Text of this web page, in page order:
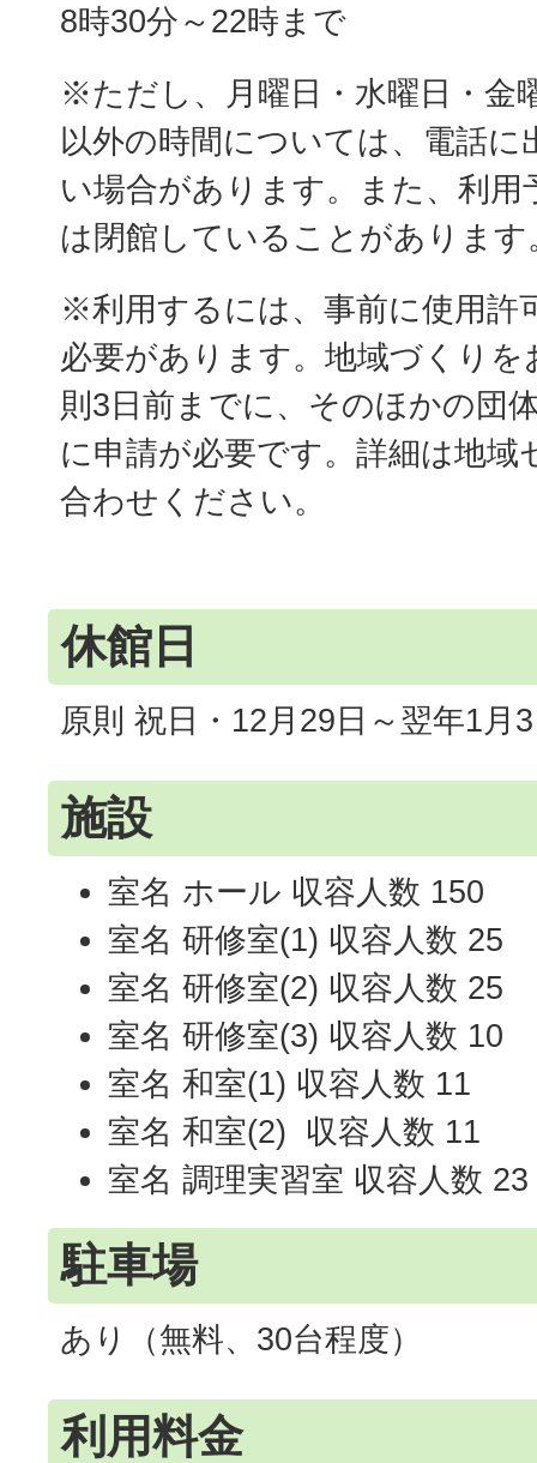
8時30分～22時まで
※ただし、月曜日・水曜日・金
以外の時間については、電話
い場合があります。また、利用
は閉館していることがあります
※利用するには、事前に使用許
必要があります。地域づくり
則3日前までに、そのほかの団
に申請が必要です。詳細は地域
合わせください。
休館日
原則 祝日・12月29日～翌年1月
施設
室名 ホール 収容人数 150
室名 研修室(1) 収容人数 25
室名 研修室(2) 収容人数 25
室名 研修室(3) 収容人数 10
室名 和室(1) 収容人数 11
室名 和室(2) 収容人数 11
室名 調理実習室 収容人数 23
駐車場
あり（無料、30台程度）
利用料金